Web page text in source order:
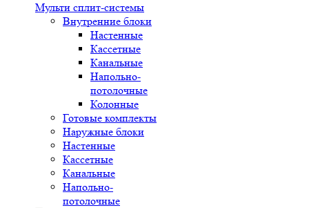
Мульти сплит-системы
Внутренние блоки
Настенные
Кассетные
Канальные
Напольно-
потолочные
Колонные
Готовые комплекты
Наружные блоки
Настенные
Кассетные
Канальные
Напольно-
потолочные